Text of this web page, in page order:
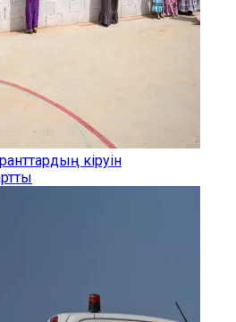
кіруін